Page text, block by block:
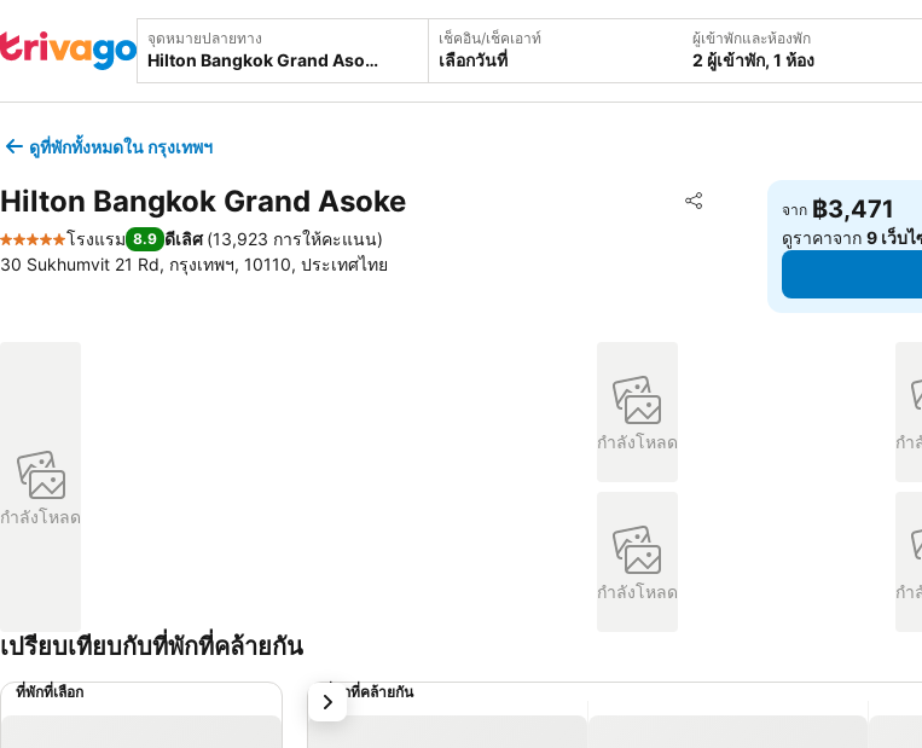
จุดหมายปลายทาง เช็คอิน/เช็คเอาท์
เลือกวันที่
ผู้เข้าพักและห้องพัก
2 ผู้เข้าพัก, 1 ห้อง
ดูที่พักทั้งหมดใน กรุงเทพฯ
Hilton Bangkok Grand Asoke แชร์
เพิ่มในรายการโปรด
5 ดาว
โรงแรม 8.9 ดีเลิศ (13,923 การให้คะแนน)
30 Sukhumvit 21 Rd, กรุงเทพฯ, 10110, ประเทศไทย
จาก ฿3,471
ดูราคาจาก9 เว็บ
กำลังโหลด
กำลังโหลด กำ
กำลังโหลด กำ
เปรียบเทียบกับที่พักที่คล้ายกัน
ที่พักที่เลือก ที่พักที่คล้ายกัน
ถัดไป